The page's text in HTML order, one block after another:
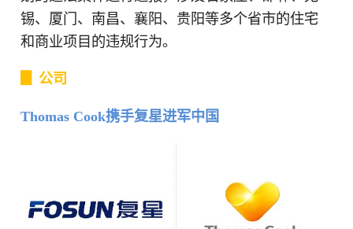
锡、厦门、南昌、襄阳、贵阳等多个省市的住宅
和商业项目的违规行为。
▊ 公司
Thomas Cook携手复星进军中国